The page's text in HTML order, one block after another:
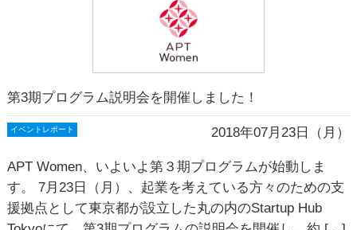
第3期プログラム説明会を開催しました！
イベントレポート 2018年07月23日（月）
APT Women、いよいよ第３期プログラムが始動しま
す。 7月23日（月）、起業を考えている方々のための支
援拠点として東京都が設立した丸の内のStartup Hub